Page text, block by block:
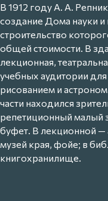
В 1912 году А. А.
создание Дома науки и
строительство
общей стоимости. В
лекционная,
учебных аудитории
рисованием и
части находился
репетиционный малый
буфет. В лекционной —
музей края, фойе; в
книгохранилище.